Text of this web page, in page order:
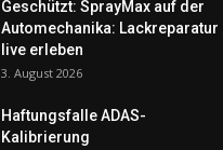
Geschützt: SprayMax auf der
Automechanika: Lackreparatur
live erleben
3. August 2026
Haftungsfalle ADAS-
Kalibrierung